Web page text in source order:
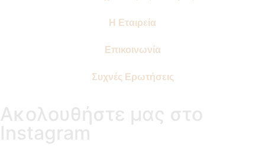
Η Εταιρεία
Επικοινωνία
Συχνές Ερωτήσεις
Ακολουθήστε μας στο
Instagram